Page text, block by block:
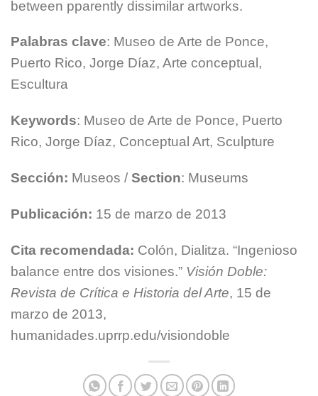
between pparently dissimilar artworks.
Palabras clave: Museo de Arte de Ponce,
Puerto Rico, Jorge Díaz, Arte conceptual,
Escultura
Keywords: Museo de Arte de Ponce, Puerto
Rico, Jorge Díaz, Conceptual Art, Sculpture
Sección: Museos / Section: Museums
Publicación: 15 de marzo de 2013
Cita recomendada: Colón, Dialitza. “Ingenioso
balance entre dos visiones.” Visión Doble:
Revista de Crítica e Historia del Arte, 15 de
marzo de 2013,
humanidades.uprrp.edu/visiondoble